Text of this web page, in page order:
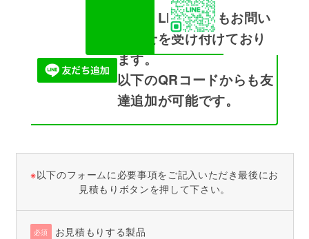
また、LINEからもお問い
合わせを受け付けており
ます。
以下のQRコードからも友
達追加が可能です。
※以下のフォームに必要事項をご記入いただき最後にお
見積もりボタンを押して下さい。
必須 お見積もりする製品